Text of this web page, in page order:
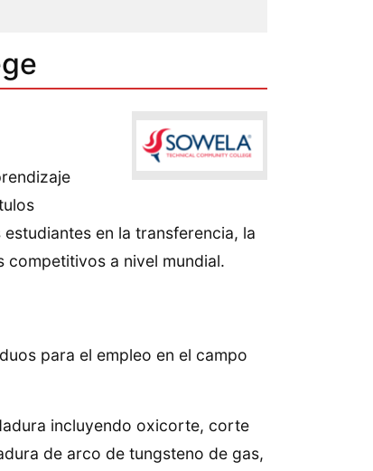
en la transferencia, la
a nivel mundial.
para el empleo en el campo
incluyendo oxicorte, corte
de arco de tungsteno de gas,